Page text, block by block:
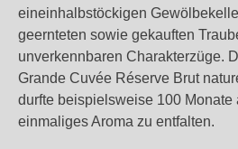
eineinhalbstöckigen
geernteten sowie gekauften
unverkennbaren Charakterzüge.
Grande Cuvée Réserve Brut
durfte beispielsweise 100 Monate
einmaliges Aroma zu entfalten.